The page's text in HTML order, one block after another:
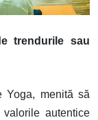
trendurile sau
menită să
autentice